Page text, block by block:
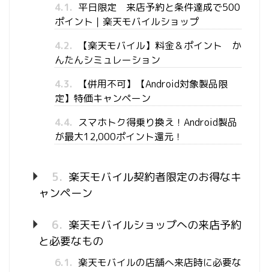
4.1. 平日限定 来店予約と条件達成で500
ポイント｜楽天モバイルショップ
4.2.
【楽天モバイル】料金＆ポイント か
んたんシミュレーション
4.3.
【併用不可】【Android対象製品限
定】特価キャンペーン
4.4. スマホトク得乗り換え！Android製品
が最大12,000ポイント還元！
5. 楽天モバイル契約者限定のお得なキ
ャンペーン
6. 楽天モバイルショップへの来店予約
と必要なもの
6.1. 楽天モバイルの店舗へ来店時に必要な